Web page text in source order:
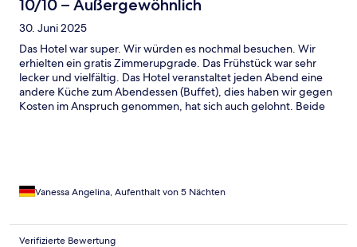
10/10 – Außergewöhnlich
30. Juni 2025
Das Hotel war super. Wir würden es nochmal besuchen. Wir
erhielten ein gratis Zimmerupgrade. Das Frühstück war sehr
lecker und vielfältig. Das Hotel veranstaltet jeden Abend eine
andere Küche zum Abendessen (Buffet), dies haben wir gegen
Kosten im Anspruch genommen, hat sich auch gelohnt. Beide
Vanessa Angelina, Aufenthalt von 5 Nächten
Verifizierte Bewertung